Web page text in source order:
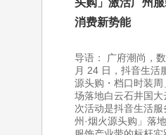
头购」激活广州
消费新势能
导语： 广府潮尚，
月 24 日，抖音生活
源头购・档口时装周
场落地白云石井国大
次活动是抖音生活
州·烟火源头购」落